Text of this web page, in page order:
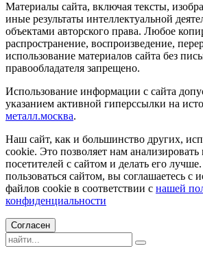
Материалы сайта, включая тексты,
иные результаты интеллектуальной
объектами авторского права. Любое
распространение, воспроизведение,
использование материалов сайта без
правообладателя запрещено.
Использование информации с сайта
указанием активной гиперссылки на
металл.москва.
Наш сайт, как и большинство других,
cookie. Это позволяет нам анализировать
посетителей с сайтом и делать его
пользоваться сайтом, вы соглашаетесь с
файлов cookie в соответствии с нашей
конфиденциальности
Согласен